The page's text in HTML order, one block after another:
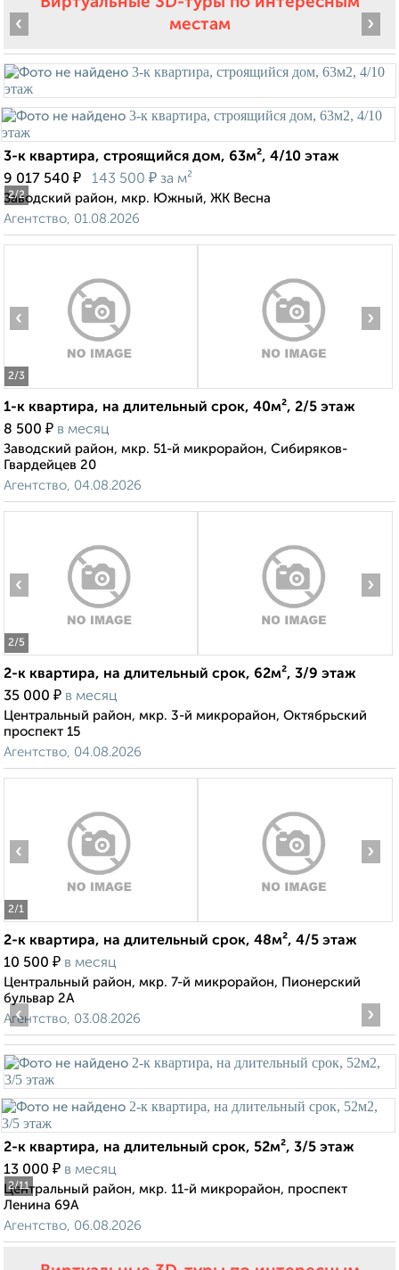
местам
2/2
‹ ›
3-к квартира, строящийся дом, 63м², 4/10 этаж
9 017 540 ₽ 143 500 ₽ за м²
Заводский район, мкр. Южный, ЖК Весна
Агентство, 01.08.2026
2/3
‹ ›
1-к квартира, на длительный срок, 40м², 2/5 этаж
8 500 ₽ в месяц
Заводский район, мкр. 51-й микрорайон, Сибиряков-
Гвардейцев 20
Агентство, 04.08.2026
2/5
‹ ›
2-к квартира, на длительный срок, 62м², 3/9 этаж
35 000 ₽ в месяц
Центральный район, мкр. 3-й микрорайон, Октябрьский
проспект 15
Агентство, 04.08.2026
2/1
‹ ›
2-к квартира, на длительный срок, 48м², 4/5 этаж
10 500 ₽ в месяц
Центральный район, мкр. 7-й микрорайон, Пионерский
бульвар 2А
Агентство, 03.08.2026
2/11
‹ ›
2-к квартира, на длительный срок, 52м², 3/5 этаж
13 000 ₽ в месяц
Центральный район, мкр. 11-й микрорайон, проспект
Ленина 69А
Агентство, 06.08.2026